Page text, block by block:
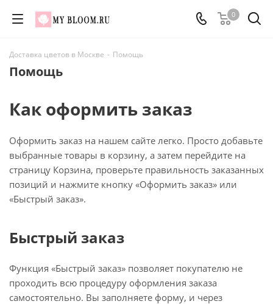
0
Доставка цветов в Москве - Помощь
Помощь
Как оформить заказ
Оформить заказ на нашем сайте легко. Просто добавьте
выбранные товары в корзину, а затем перейдите на
страницу Корзина, проверьте правильность заказанных
позиций и нажмите кнопку «Оформить заказ» или
«Быстрый заказ».
Быстрый заказ
Функция «Быстрый заказ» позволяет покупателю не
проходить всю процедуру оформления заказа
самостоятельно. Вы заполняете форму, и через